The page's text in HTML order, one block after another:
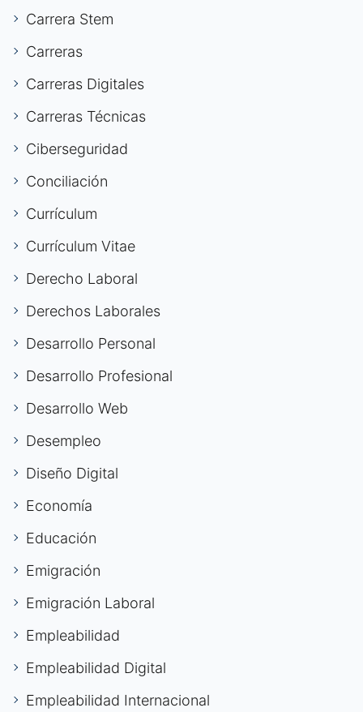
Carrera Stem
Carreras
Carreras Digitales
Carreras Técnicas
Ciberseguridad
Conciliación
Currículum
Currículum Vitae
Derecho Laboral
Derechos Laborales
Desarrollo Personal
Desarrollo Profesional
Desarrollo Web
Desempleo
Diseño Digital
Economía
Educación
Emigración
Emigración Laboral
Empleabilidad
Empleabilidad Digital
Empleabilidad Internacional